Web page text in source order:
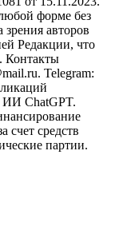
форме без
авторов
Редакции, что
Контакты
Telegram:
ИИ ChatGPT.
счет средств
партии.